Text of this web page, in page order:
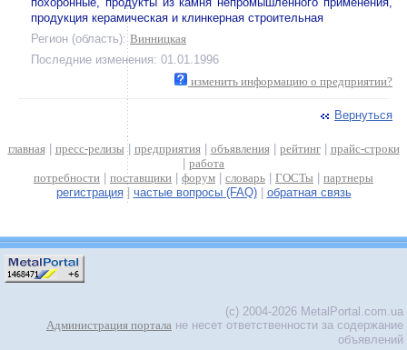
продукция керамическая и клинкерная строительная
Регион (область): Винницкая
Последние изменения: 01.01.1996
изменить информацию о предприятии?
Вернуться
главная| пресс-релизы | предприятия| объявления| рейтинг| прайс-строки
работа
потребности
поставщики форум словарь ГОСТы
партнеры
регистрация| частые вопросы (FAQ)| обратная связь
(c) 2004-2026 MetalPortal.com.ua
Администрация портала не несет ответственности за содержание
объявлений